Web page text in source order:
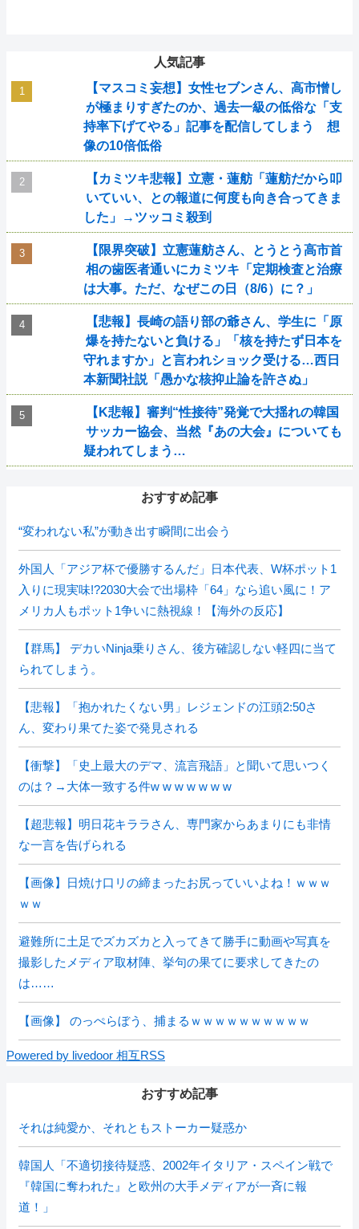
人気記事
【マスコミ妄想】女性セブンさん、高市憎し
が極まりすぎたのか、過去一級の低俗な「支
持率下げてやる」記事を配信してしまう 想
像の10倍低俗
【カミツキ悲報】立憲・蓮舫「蓮舫だから叩
いていい、との報道に何度も向き合ってきま
した」→ツッコミ殺到
【限界突破】立憲蓮舫さん、とうとう高市首
相の歯医者通いにカミツキ「定期検査と治療
は大事。ただ、なぜこの日（8/6）に？」
【悲報】長崎の語り部の爺さん、学生に「原
爆を持たないと負ける」「核を持たず日本を
守れますか」と言われショック受ける…西日
本新聞社説「愚かな核抑止論を許さぬ」
【K悲報】審判“性接待”発覚で大揺れの韓国
サッカー協会、当然『あの大会』についても
疑われてしまう…
おすすめ記事
“変われない私”が動き出す瞬間に出会う
外国人「アジア杯で優勝するんだ」日本代表、W杯ポット1
入りに現実味!?2030大会で出場枠「64」なら追い風に！ア
メリカ人もポット1争いに熱視線！【海外の反応】
【群馬】 デカいNinja乗りさん、後方確認しない軽四に当て
られてしまう。
【悲報】「抱かれたくない男」レジェンドの江頭2:50さ
ん、変わり果てた姿で発見される
【衝撃】「史上最大のデマ、流言飛語」と聞いて思いつく
のは？→大体一致する件w w w w w w w
【超悲報】明日花キララさん、専門家からあまりにも非情
な一言を告げられる
【画像】日焼け口リの締まったお尻っていいよね！ｗｗｗ
ｗｗ
避難所に土足でズカズカと入ってきて勝手に動画や写真を
撮影したメディア取材陣、挙句の果てに要求してきたの
は……
【画像】 のっぺらぼう、捕まるｗｗｗｗｗｗｗｗｗｗ
Powered by livedoor 相互RSS
おすすめ記事
それは純愛か、それともストーカー疑惑か
韓国人「不適切接待疑惑、2002年イタリア・スペイン戦で
『韓国に奪われた』と欧州の大手メディアが一斉に報
道！」